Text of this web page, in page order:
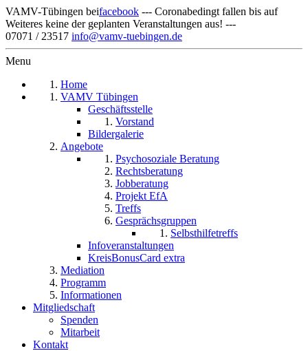
VAMV-Tübingen beifacebook --- Coronabedingt fallen bis auf
Weiteres keine der geplanten Veranstaltungen aus! ---
07071 / 23517 info@vamv-tuebingen.de
Menu
Home
VAMV Tübingen
Geschäftsstelle
Vorstand
Bildergalerie
Angebote
Psychosoziale Beratung
Rechtsberatung
Jobberatung
Projekt EfA
Treffs
Gesprächsgruppen
Selbsthilfetreffs
Infoveranstaltungen
KreisBonusCard extra
Mediation
Programm
Informationen
Mitgliedschaft
Spenden
Mitarbeit
Kontakt